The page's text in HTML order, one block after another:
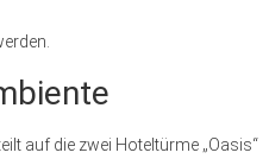
auf die zwei Hoteltürme „Oasis“